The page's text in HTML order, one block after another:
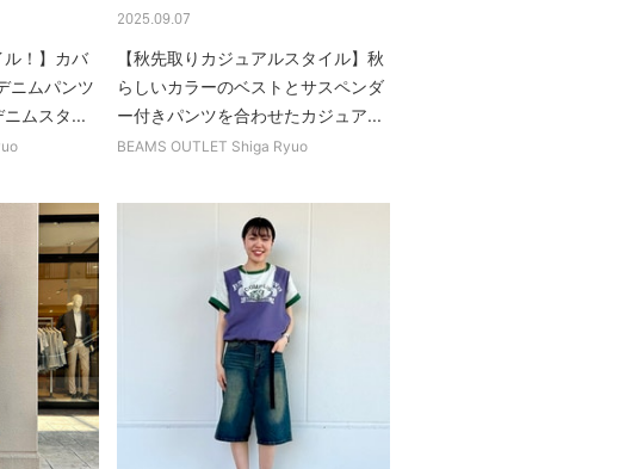
ル！】カバ
ニムパンツ
ムスタ...
2025.09.07
【秋先取りカジュアルスタイル】秋
らしいカラーのベストとサスペンダ
ー付きパンツを合わせたカジュア...
BEAMS OUTLET Shiga Ryuo